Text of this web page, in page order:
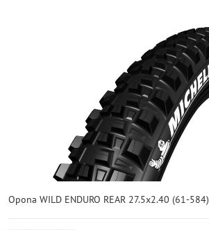
Opona WILD ENDURO REAR 27.5x2.40 (61-584)